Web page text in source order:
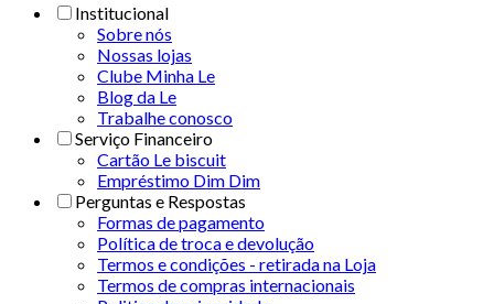
Institucional
Sobre nós
Nossas lojas
Clube Minha Le
Blog da Le
Trabalhe conosco
Serviço Financeiro
Cartão Le biscuit
Empréstimo Dim Dim
Perguntas e Respostas
Formas de pagamento
Política de troca e devolução
Termos e condições - retirada na Loja
Termos de compras internacionais